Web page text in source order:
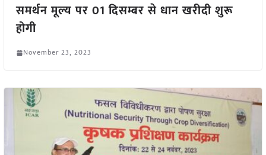
समर्थन मूल्य पर 01 दिसम्बर से धान खरीदी शुरू
होगी
November 23, 2023